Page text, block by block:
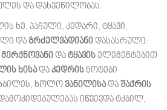
და დახვეწილობას.
ხე, პაჩული, კედარი, ტყავი,
და გრძელვადიანი დასასრული:
მერქნოვანი და ტყავის ელემენტებით
ხისადა კედრის ნოტები
ხოლო ვანილისადა შაქრის
იწვევდა ტკბილ,